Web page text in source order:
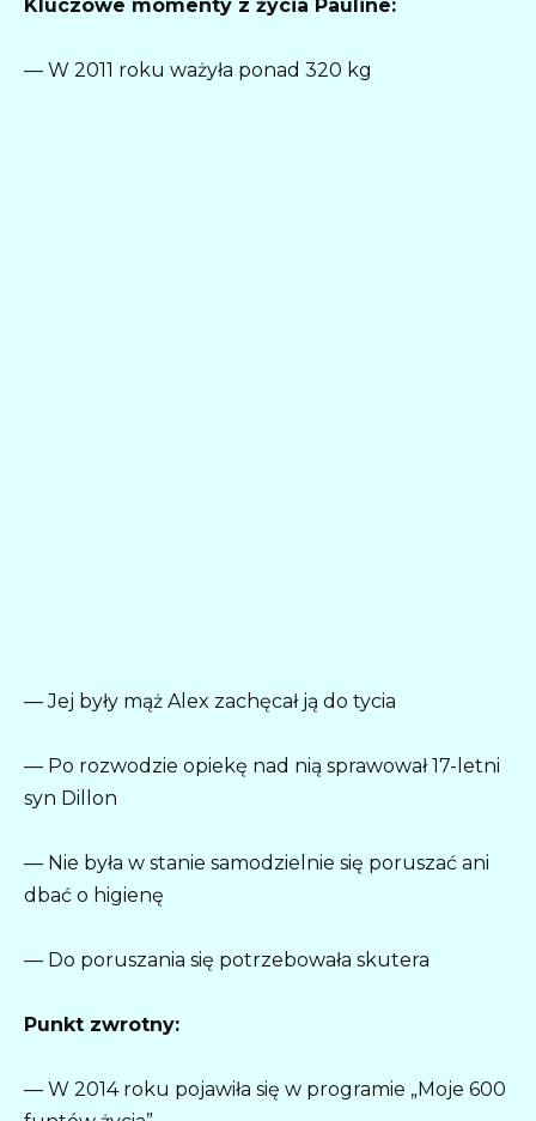
Kluczowe momenty z życia Pauline:
— W 2011 roku ważyła ponad 320 kg
— Jej były mąż Alex zachęcał ją do tycia
— Po rozwodzie opiekę nad nią sprawował 17-letni
syn Dillon
— Nie była w stanie samodzielnie się poruszać ani
dbać o higienę
— Do poruszania się potrzebowała skutera
Punkt zwrotny:
— W 2014 roku pojawiła się w programie „Moje 600